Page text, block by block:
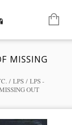
MISSING
/ LPS/ LPS -
OUT